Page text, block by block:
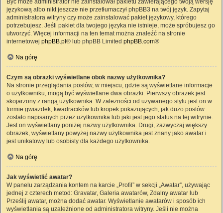
Być może administrator nie zainstalował pakietu zawierającego twoją wersję
językową albo nikt jeszcze nie przetłumaczył phpBB3 na twój język. Zapytaj
administratora witryny czy może zainstalować pakiet językowy, którego
potrzebujesz. Jeśli pakiet dla twojego języka nie istnieje, może spróbujesz go
utworzyć. Więcej informacji na ten temat można znaleźć na stronie
internetowej phpBB.pl ® lub phpBB Limited phpBB.com®
Na górę
Czym są obrazki wyświetlane obok nazwy użytkownika?
Na stronie przeglądania postów, w miejscu, gdzie są wyświetlane informacje
o użytkowniku, mogą być wyświetlane dwa obrazki. Pierwszy obrazek jest
skojarzony z rangą użytkownika. W zależności od używanego stylu jest on w
formie gwiazdek, kwadracików lub kropek pokazujących, jak dużo postów
zostało napisanych przez użytkownika lub jaki jest jego status na tej witrynie.
Jest on wyświetlany poniżej nazwy użytkownika. Drugi, zazwyczaj większy
obrazek, wyświetlany powyżej nazwy użytkownika jest znany jako awatar i
jest unikatowy lub osobisty dla każdego użytkownika.
Na górę
Jak wyświetlić awatar?
W panelu zarządzania kontem na karcie „Profil” w sekcji „Awatar”, używając
jednej z czterech metod: Gravatar, Galeria awatarów, Zdalny awatar lub
Prześlij awatar, można dodać awatar. Wyświetlanie awatarów i sposób ich
wyświetlania są uzależnione od administratora witryny. Jeśli nie można